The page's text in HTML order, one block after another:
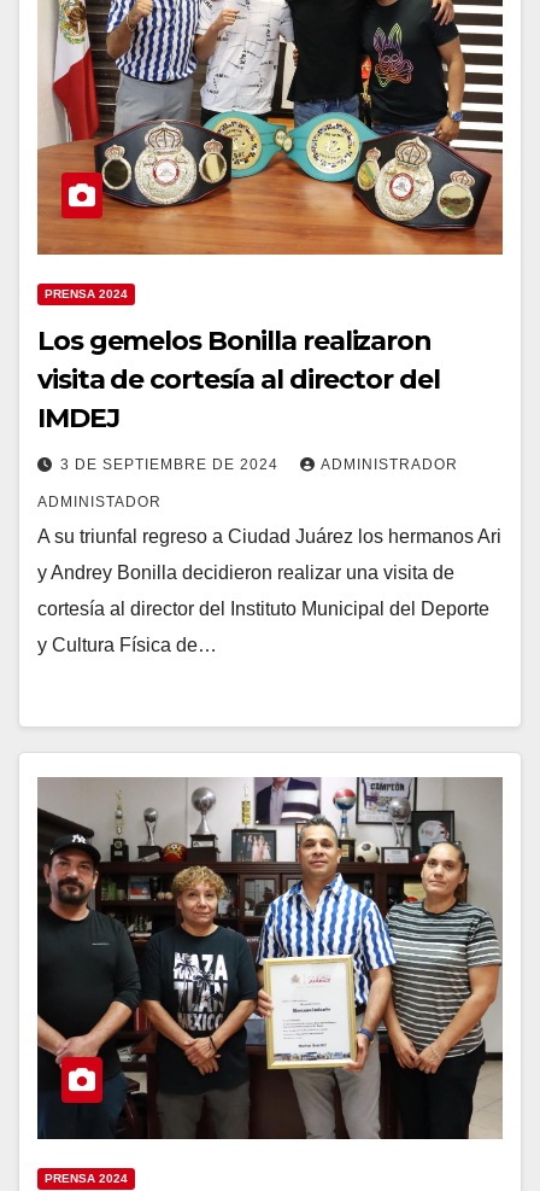
PRENSA 2024
Los gemelos Bonilla realizaron
visita de cortesía al director del
IMDEJ
3 DE SEPTIEMBRE DE 2024 ADMINISTRADOR
ADMINISTADOR
A su triunfal regreso a Ciudad Juárez los hermanos Ari
y Andrey Bonilla decidieron realizar una visita de
cortesía al director del Instituto Municipal del Deporte
y Cultura Física de…
PRENSA 2024